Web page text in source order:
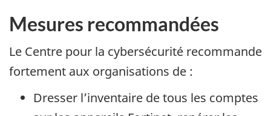
Mesures recommandées
Le Centre pour la cybersécurité recommande
fortement aux organisations de :
Dresser l’inventaire de tous les comptes